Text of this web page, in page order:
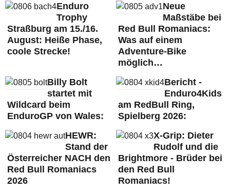
Enduro
Trophy
Straßburg am 15./16.
August: Heiße Phase,
coole Strecke!
Neue
Maßstäbe bei
Red Bull Romaniacs:
Was auf einem
Adventure-Bike
möglich…
Billy Bolt
startet mit
Wildcard beim
EnduroGP von Wales:
Bericht -
Enduro4Kids
am RedBull Ring,
Spielberg 2026:
HEWR:
Stand der
Österreicher NACH den
Red Bull Romaniacs
2026
X-Grip: Dieter
Rudolf und die
Brightmore - Brüder bei
den Red Bull
Romaniacs!